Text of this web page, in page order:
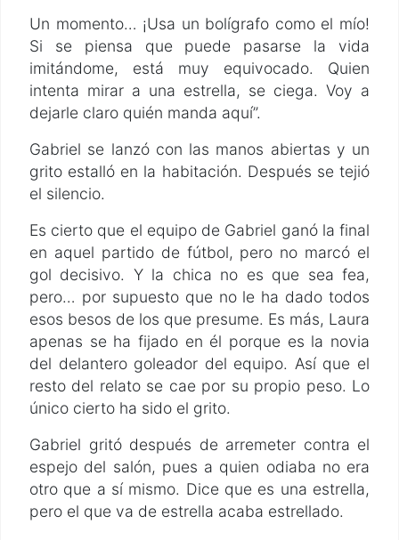
Un momento… ¡Usa un bolígrafo como el mío!
Si se piensa que puede pasarse la vida
imitándome, está muy equivocado. Quien
intenta mirar a una estrella, se ciega. Voy a
dejarle claro quién manda aquí”.
Gabriel se lanzó con las manos abiertas y un
grito estalló en la habitación. Después se tejió
el silencio.
Es cierto que el equipo de Gabriel ganó la final
en aquel partido de fútbol, pero no marcó el
gol decisivo. Y la chica no es que sea fea,
pero… por supuesto que no le ha dado todos
esos besos de los que presume. Es más, Laura
apenas se ha fijado en él porque es la novia
del delantero goleador del equipo. Así que el
resto del relato se cae por su propio peso. Lo
único cierto ha sido el grito.
Gabriel gritó después de arremeter contra el
espejo del salón, pues a quien odiaba no era
otro que a sí mismo. Dice que es una estrella,
pero el que va de estrella acaba estrellado.